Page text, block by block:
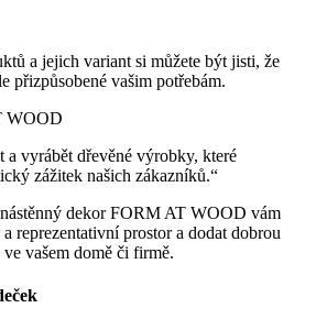
a jejich variant si můžete být jisti, že
přizpůsobené vašim potřebám.
WOOD
a vyrábět dřevěné výrobky, které
zážitek našich zákazníků.“
dekor FORM AT WOOD vám
reprezentativní prostor a dodat dobrou
vašem domě či firmě.